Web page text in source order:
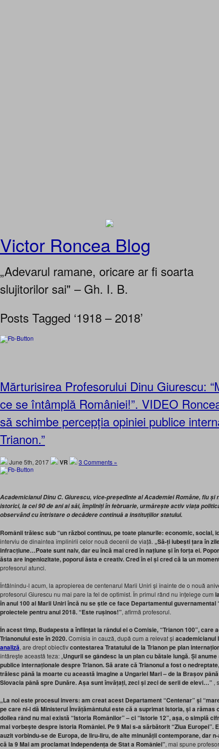
Victor Roncea Blog
„Adevarul ramane, oricare ar fi soarta
slujitorilor sai" – Gh. I. B.
Posts Tagged ‘1918 – 2018’
Mărturisirea Profesorului Dinu Giurescu:
ce se întâmplă României!”. VIDEO
să schimbe percepția opiniei publice
Trianon.”
June 5th, 2017 VR 3 Comments »
Academicianul Dinu C. Giurescu, vice-președinte al Academiei Române, fiu și
istorici, la cei 90 de ani ai săi, împliniți în februarie, urmărește activ viața
observând cu întristare o decădere continuă a instituțiilor statului.
Românii trăiesc sub “un război continuu, pe toate planurile: economic, social,
interviu de dinaintea împlinirii celor nouă decenii de viață. „Să-ți iubești țara în
infracțiune…Poate sunt naiv, dar eu încă mai cred în națiune și în forța ei.
ăsta are ingeniozitate, poporul ăsta e creativ. Cred în el și cred că la un
profesorul atunci.
Întâlnindu-l acum, la apropierea de centenarul Marii Uniri și înainte de o nouă
profesorul Giurescu nu mai pare la fel de optimist. În primul rând nu înțelege cum
în anul 100 al Marii Uniri încă nu se știe ce face Departamentul guvernamental
proiectele pentru anul 2018. “Este rușinos!”, afirmă profesorul.
În acest timp, Budapesta a înființat la rândul ei o Comisie, “Trianon 100”, care
Trianonului este în 2020.Comisia în cauză, după cum a relevat și academicianul
analiză, are drept obiectivcontestarea Tratatului de la Trianon pe plan
întârește această teza: „Ungurii se gândesc la un plan cu bătaie lungă. Și
publice internaționale despre Trianon. Să arate că Trianonul a fost o
trăiesc până la moarte cu această imagine a Ungariei Mari – de la Brașov
Slovacia până spre Dunăre. Așa sunt învățați, zeci și zeci de serii de elevi…” ,
„La noi este procesul invers: am creat acest Departament “Centenar” și
pe care ni-l dă Ministerul Învățământului este că a suprimat Istoria, și a rămas
doilea rând nu mai există “Istoria Românilor” – ci “Istorie 12”, așa, o simplă
mai vorbește despre istoria României. Pe 9 Mai s-a sărbătorit “Ziua Europei”.
auzit vorbindu-se de Europa, de liru-liru, de alte minunății contemporane, dar
că la 9 Mai am proclamat Independența de Stat a României”, mai spune